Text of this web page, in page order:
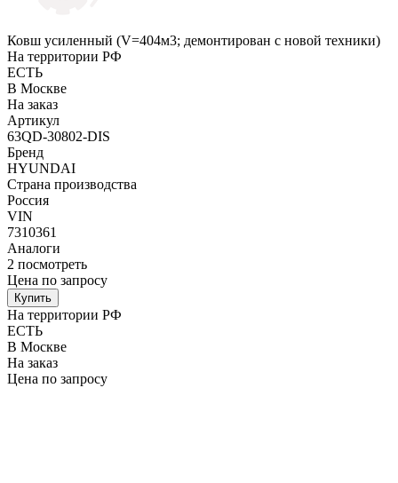
Ковш усиленный (V=404м3; демонтирован с новой техники)
На территории РФ
ЕСТЬ
В Москве
На заказ
Артикул
63QD-30802-DIS
Бренд
HYUNDAI
Страна производства
Россия
VIN
7310361
Аналоги
2 посмотреть
Цена по запросу
Купить
На территории РФ
ЕСТЬ
В Москве
На заказ
Цена по запросу